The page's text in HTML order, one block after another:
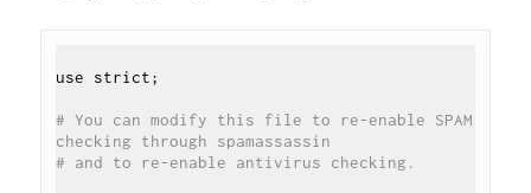
use strict;
# You can modify this file to re-enable SPAM
checking through spamassassin
# and to re-enable antivirus checking.